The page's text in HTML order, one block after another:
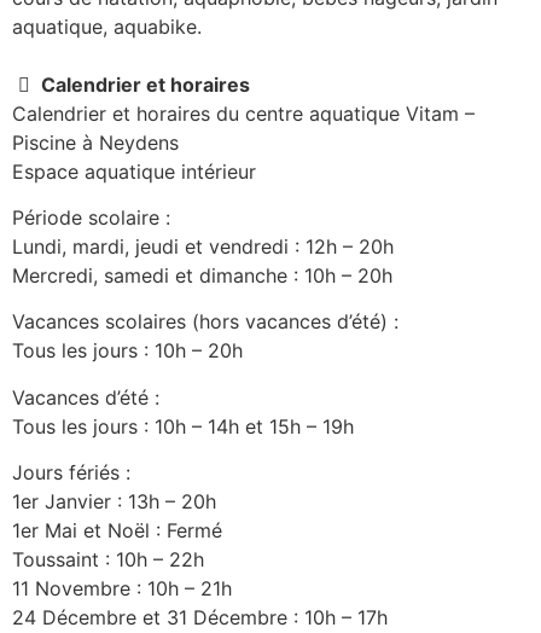
aquatique, aquabike.
Calendrier et horaires
Calendrier et horaires du centre aquatique Vitam –
Piscine à Neydens
Espace aquatique intérieur
Période scolaire :
Lundi, mardi, jeudi et vendredi : 12h – 20h
Mercredi, samedi et dimanche : 10h – 20h
Vacances scolaires (hors vacances d’été) :
Tous les jours : 10h – 20h
Vacances d’été :
Tous les jours : 10h – 14h et 15h – 19h
Jours fériés :
1er Janvier : 13h – 20h
1er Mai et Noël : Fermé
Toussaint : 10h – 22h
11 Novembre : 10h – 21h
24 Décembre et 31 Décembre : 10h – 17h